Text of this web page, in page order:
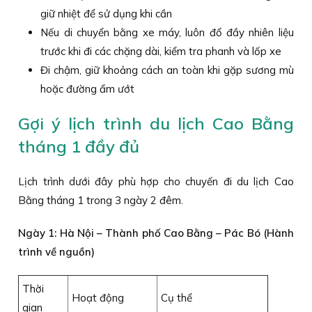
giữ nhiệt để sử dụng khi cần
Nếu di chuyển bằng xe máy, luôn đổ đầy nhiên liệu
trước khi đi các chặng dài, kiểm tra phanh và lốp xe
Đi chậm, giữ khoảng cách an toàn khi gặp sương mù
hoặc đường ẩm ướt
Gợi ý lịch trình du lịch Cao Bằng
tháng 1 đầy đủ
Lịch trình dưới đây phù hợp cho chuyến đi du lịch Cao
Bằng tháng 1 trong 3 ngày 2 đêm.
Ngày 1: Hà Nội – Thành phố Cao Bằng – Pác Bó (Hành
trình về nguồn)
Thời
gian
Hoạt động Cụ thể